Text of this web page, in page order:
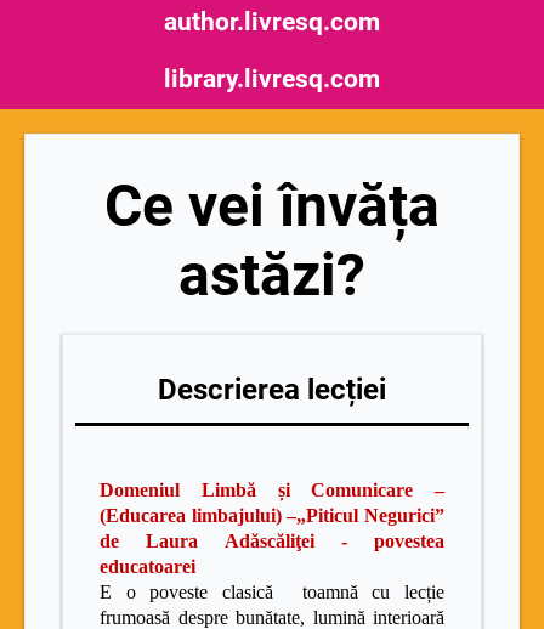
author.livresq.com
library.livresq.com
Ce vei învăța
astăzi?
Descrierea lecției
Domeniul Limbă și Comunicare –
(Educarea limbajului) –„Piticul Negurici”
de Laura Adăscăliţei - povestea
educatoarei
E o poveste clasică toamnă cu lecție
frumoasă despre bunătate, lumină interioară